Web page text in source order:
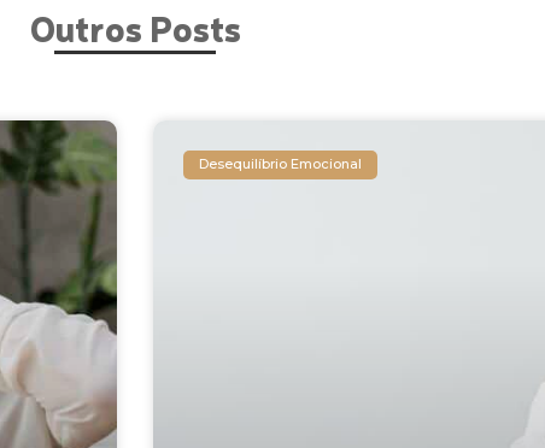
Outros Posts
Desequilíbrio Emocional